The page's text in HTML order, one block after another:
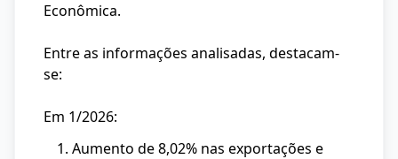
Econômica.
Entre as informações analisadas, destacam-
se:
Em 1/2026:
Aumento de 8,02% nas exportações e